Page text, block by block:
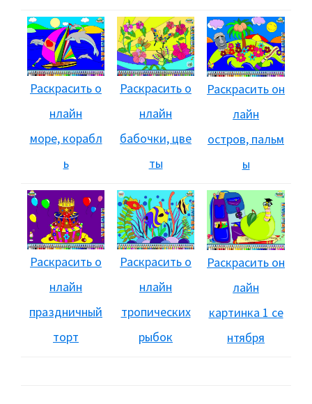
Раскрасить о
нлайн
море, корабл
ь
Раскрасить о
нлайн
бабочки, цве
ты
Раскрасить он
лайн
остров, пальм
ы
Раскрасить о
нлайн
праздничный
торт
Раскрасить о
нлайн
тропических
рыбок
Раскрасить он
лайн
картинка 1 се
нтября